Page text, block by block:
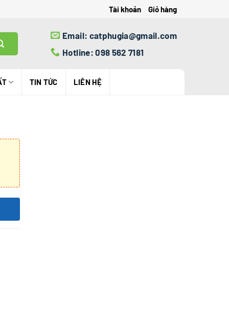
Tài khoản Giỏ hàng
Email: catphugia@gmail.com
Hotline: 098 562 7181
TIN TỨC LIÊN HỆ